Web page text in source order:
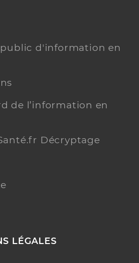
public d'information en
de l’information en
Décryptage
LÉGALES